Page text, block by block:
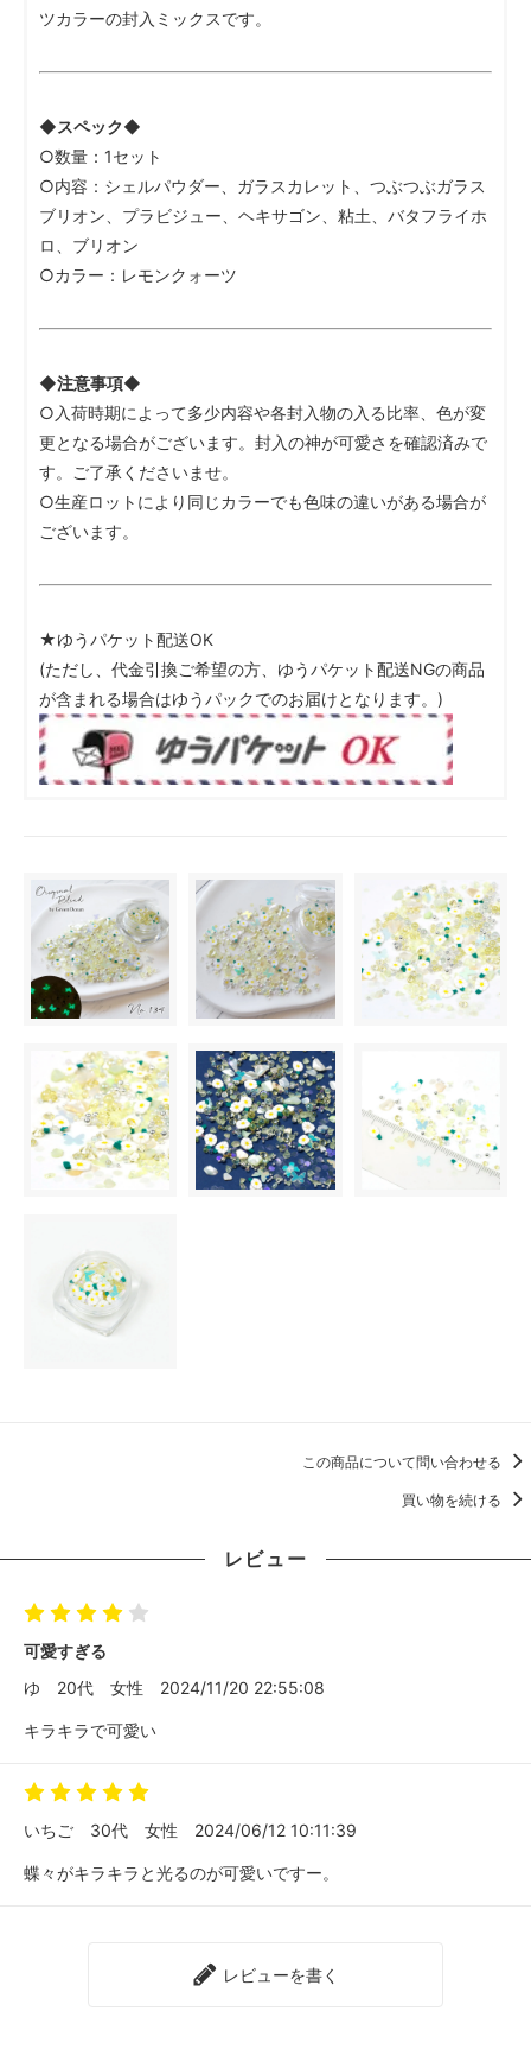
ツカラーの封入ミックスです。
◆スペック◆
○数量：1セット
○内容：シェルパウダー、ガラスカレット、つぶつぶガラス
ブリオン、プラビジュー、ヘキサゴン、粘土、バタフライホ
ロ、ブリオン
○カラー：レモンクォーツ
◆注意事項◆
○入荷時期によって多少内容や各封入物の入る比率、色が変
更となる場合がございます。封入の神が可愛さを確認済みで
す。ご了承くださいませ。
○生産ロットにより同じカラーでも色味の違いがある場合が
ございます。
★ゆうパケット配送OK
(ただし、代金引換ご希望の方、ゆうパケット配送NGの商品
が含まれる場合はゆうパックでのお届けとなります。)
この商品について問い合わせる
買い物を続ける
レビュー
可愛すぎる
ゆ
20代 女性 2024/11/20 22:55:08
キラキラで可愛い
いちご 30代 女性 2024/06/12 10:11:39
蝶々がキラキラと光るのが可愛いですー。
レビューを書く